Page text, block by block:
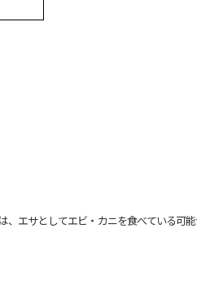
エサとしてエビ・カニを食べている可能